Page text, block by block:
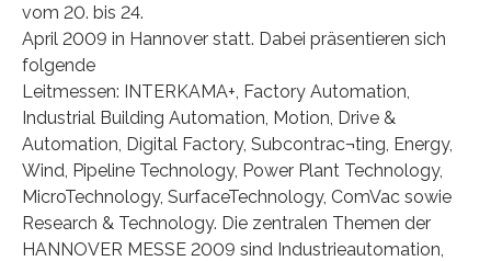
vom 20. bis 24.
April 2009 in Hannover statt. Dabei präsentieren sich
folgende
Leitmessen: INTERKAMA+, Factory Automation,
Industrial Building Automation, Motion, Drive &
Automation, Digital Factory, Subcontrac¬ting, Energy,
Wind, Pipeline Technology, Power Plant Technology,
MicroTechnology, SurfaceTechnology, ComVac sowie
Research & Technology. Die zentralen Themen der
HANNOVER MESSE 2009 sind Industrieautomation,